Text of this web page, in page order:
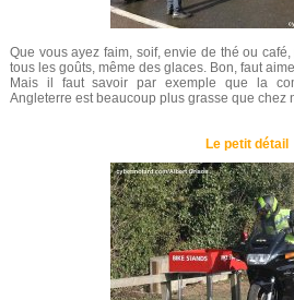
Que vous ayez faim, soif, envie de thé ou
tous les goûts, même des glaces. Bon, faut
Mais il faut savoir par exemple que la
Angleterre est beaucoup plus grasse que chez
Le petit détail